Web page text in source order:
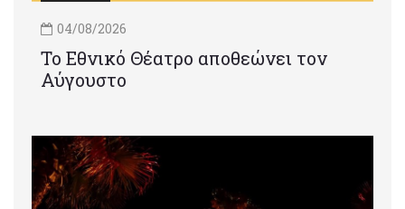
04/08/2026
Το Εθνικό Θέατρο αποθεώνει τον
Αύγουστο